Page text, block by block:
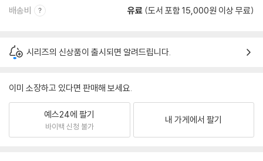
배송비 유료 (도서 포함 15,000원 이상 무료)
시리즈의 신상품이 출시되면 알려드립니다.
이미 소장하고 있다면 판매해 보세요.
예스24에 팔기
바이백 신청 불가
내 가게에서 팔기